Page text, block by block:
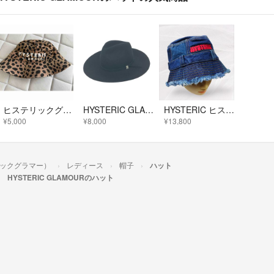
ヒステリックグラマー ハット
¥5,000
HYSTERIC GLAMOUR ヒステリックグラマー ハット FREE ファッキンベアー/ウール ブラック ユニセックス / 240001196547
¥8,000
HYSTERIC ヒステリックグラマー デニムバケットハット 希少 当時物
¥13,800
クグラマー） レディース 帽子
ハット
HYSTERIC GLAMOURのハット